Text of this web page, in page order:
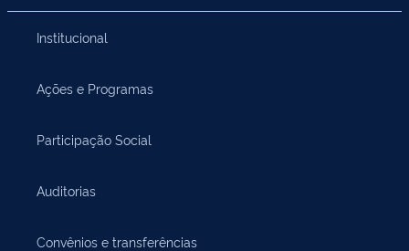
Institucional
Ações e Programas
Participação Social
Auditorias
Convênios e transferências